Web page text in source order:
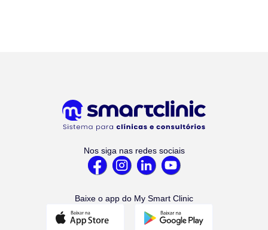
Nos siga nas redes sociais
Baixe o app do My Smart Clinic